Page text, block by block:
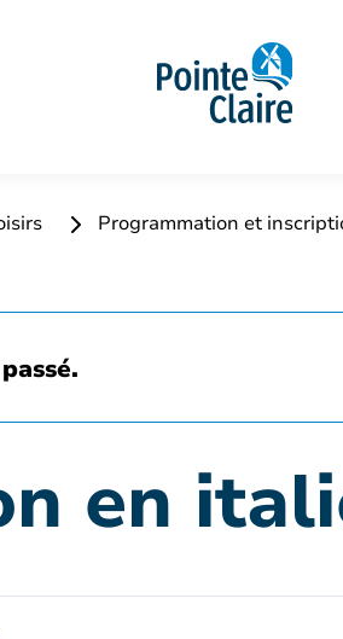
Programmation et
en